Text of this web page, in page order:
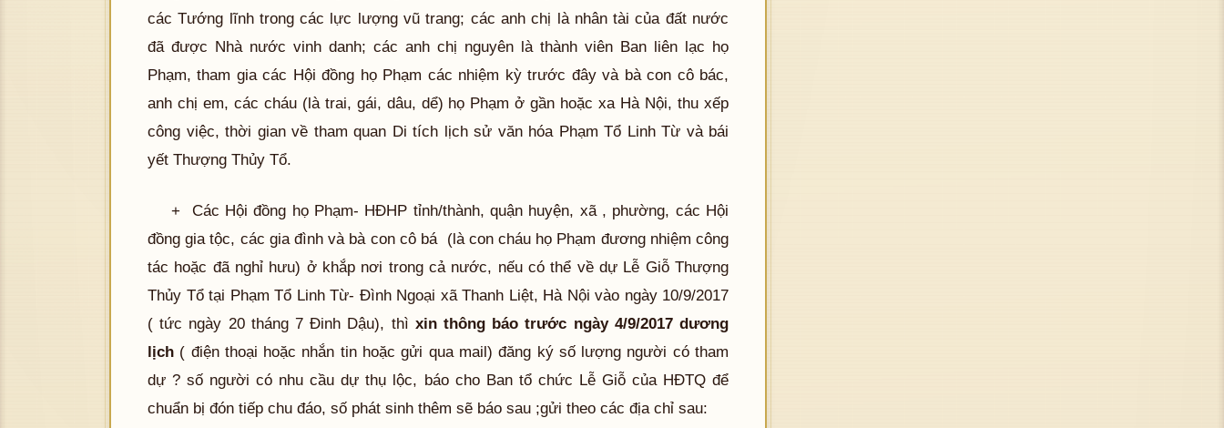
các Tướng lĩnh trong các lực lượng vũ trang; các anh chị là nhân tài của đất nước
đã được Nhà nước vinh danh; các anh chị nguyên là thành viên Ban liên lạc họ
Phạm, tham gia các Hội đồng họ Phạm các nhiệm kỳ trước đây và bà con cô bác,
anh chị em, các cháu (là trai, gái, dâu, dể) họ Phạm ở gần hoặc xa Hà Nội, thu xếp
công việc, thời gian về tham quan Di tích lịch sử văn hóa Phạm Tổ Linh Từ và bái
yết Thượng Thủy Tổ.
+ Các Hội đồng họ Phạm- HĐHP tỉnh/thành, quận huyện, xã , phường, các Hội
đồng gia tộc, các gia đình và bà con cô bá (là con cháu họ Phạm đương nhiệm công
tác hoặc đã nghỉ hưu) ở khắp nơi trong cả nước, nếu có thể về dự Lễ Giỗ Thượng
Thủy Tổ tại Phạm Tổ Linh Từ- Đình Ngoại xã Thanh Liệt, Hà Nội vào ngày 10/9/2017
( tức ngày 20 tháng 7 Đinh Dậu), thì xin thông báo trước ngày 4/9/2017 dương
lịch ( điện thoại hoặc nhắn tin hoặc gửi qua mail) đăng ký số lượng người có tham
dự ? số người có nhu cầu dự thụ lộc, báo cho Ban tổ chức Lễ Giỗ của HĐTQ để
chuẩn bị đón tiếp chu đáo, số phát sinh thêm sẽ báo sau ;gửi theo các địa chỉ sau: